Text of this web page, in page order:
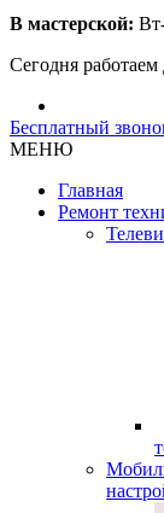
В мастерской:
Сегодня работаем
Бесплатный
МЕНЮ
Главная
Ремонт